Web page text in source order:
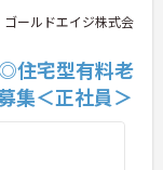
ゴールドエイジ株式会
◎住宅型有料老
集＜正社員＞